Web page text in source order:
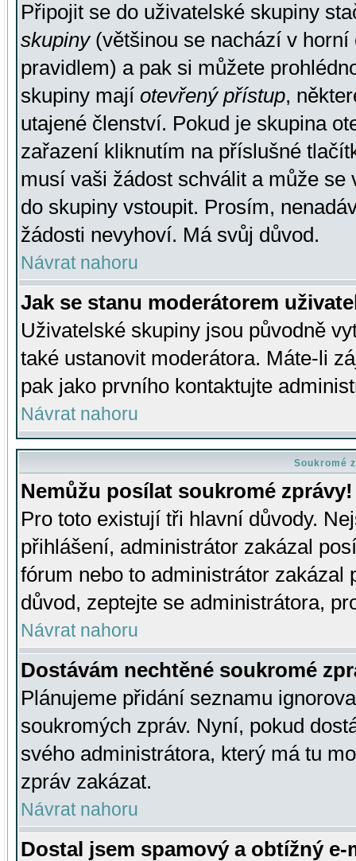
Připojit se do uživatelské skupiny
skupiny(většinou se nachází v horní
pravidlem) a pak si můžete
skupiny mají otevřený přístup,
utajené členství. Pokud je skupina
zařazení kliknutím na příslušné
musí vaši žádost schválit a může se
do skupiny vstoupit. Prosím,
žádosti nevyhoví. Má svůj důvod.
Návrat nahoru
Jak se stanu moderátorem
Uživatelské skupiny jsou původně
také ustanovit moderátora. Máte-li
pak jako prvního kontaktujte
Návrat nahoru
Soukromé
Nemůžu posílat soukromé zprávy!
Pro toto existují tři hlavní důvody.
přihlášení, administrátor zakázal
fórum nebo to administrátor zakázal
důvod, zeptejte se administrátora,
Návrat nahoru
Dostávám nechtěné soukromé
Plánujeme přidání seznamu
soukromých zpráv. Nyní, pokud
svého administrátora, který má tu
zpráv zakázat.
Návrat nahoru
Dostal jsem spamový a obtížný